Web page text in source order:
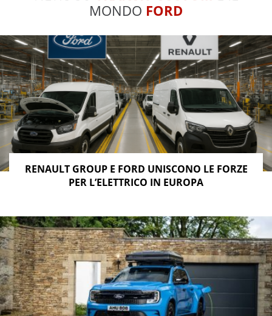
MONDO FORD
RENAULT GROUP E FORD UNISCONO LE FORZE
PER L’ELETTRICO IN EUROPA